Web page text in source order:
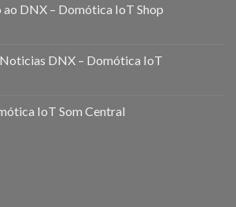
DNX – Domótica IoT Shop
DNX – Domótica IoT
IoT Som Central